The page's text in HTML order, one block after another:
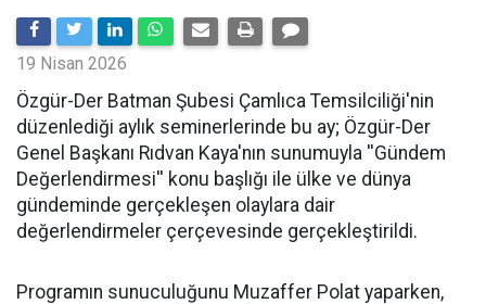
19 Nisan 2026
​Özgür-Der Batman Şubesi Çamlıca Temsilciliği'nin
düzenlediği aylık seminerlerinde bu ay; Özgür-Der
Genel Başkanı Rıdvan Kaya'nın sunumuyla ''Gündem
Değerlendirmesi'' konu başlığı ile ülke ve dünya
gündeminde gerçekleşen olaylara dair
değerlendirmeler çerçevesinde gerçekleştirildi.
Programın sunuculuğunu Muzaffer Polat yaparken,